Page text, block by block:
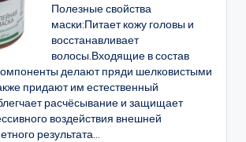
Полезные свойства
маски:Питает кожу головы и
восстанавливает
волосы.Входящие в состав
делают пряди шелковистыми
придают им естественный
расчёсывание и защищает
воздействия внешней
результата...